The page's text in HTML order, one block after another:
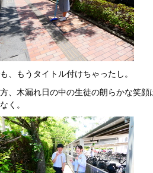
、もうタイトル付けちゃったし。
、木漏れ日の中の生徒の朗らかな笑
く。